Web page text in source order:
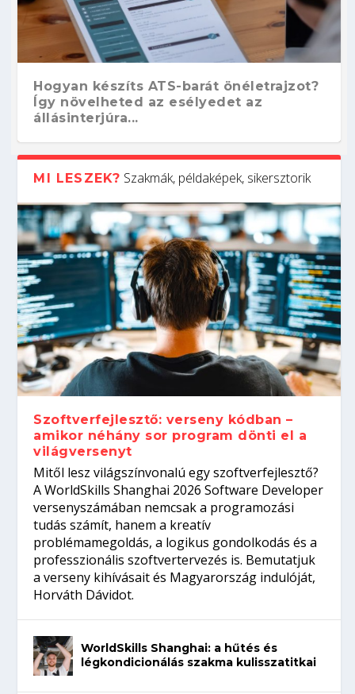
Hogyan készíts ATS-barát önéletrajzot?
Így növelheted az esélyedet az
állásinterjúra...
Kitalálod, mire használják ezeket a
gépeket?
Nem sikerült az egyetemi felvételi?
Tanulj szakmát!
Szoftverfejlesztő: verseny kódban –
amikor néhány sor program dönti el a
világversenyt...
Digitális detox – hogyan kapcsolódj ki
telefon nélkül?
MI LESZEK? Szakmák, példaképek, sikersztorik
Szoftverfejlesztő: verseny kódban –
amikor néhány sor program dönti el a
világversenyt
Mitől lesz világszínvonalú egy szoftverfejlesztő?
A WorldSkills Shanghai 2026 Software Developer
versenyszámában nemcsak a programozási
tudás számít, hanem a kreatív
problémamegoldás, a logikus gondolkodás és a
professzionális szoftvertervezés is. Bemutatjuk
a verseny kihívásait és Magyarország indulóját,
Horváth Dávidot.
WorldSkills Shanghai: a hűtés és
légkondicionálás szakma kulisszatitkai